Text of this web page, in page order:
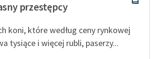
przestępcy
koni, które według ceny rynkowej
tysiące i więcej rubli, paserzy...